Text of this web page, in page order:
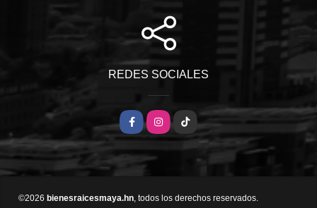
REDES SOCIALES
FacebookInstagramTikTok
©2026 bienesraicesmaya.hn , todos los derechos reservados.